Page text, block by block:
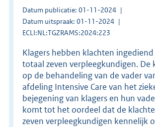
Datum publicatie: 01-11-2024
Datum uitspraak: 01-11-2024
ECLI:NL:TGZRAMS:2024:223
Klagers hebben klachten
totaal zeven verpleegkundigen. De
op de behandeling van de vader
afdeling Intensive Care van het
bejegening van klagers en hun
komt tot het oordeel dat de
zeven verpleegkundigen kennelijk